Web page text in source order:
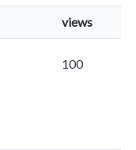
views
100